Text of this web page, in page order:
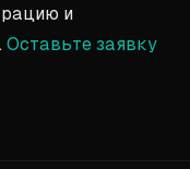
и
Оставьте заявку